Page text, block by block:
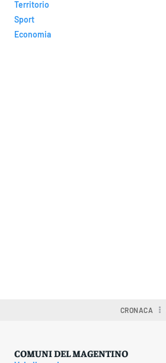
Territorio
Sport
Economia
CRONACA
COMUNI DEL MAGENTINO